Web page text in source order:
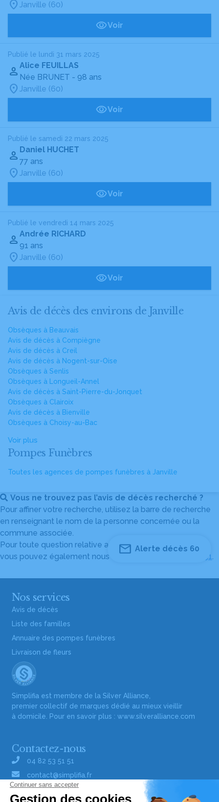
Janville (60)
Voir
Publié le lundi 31 mars 2025
Alice FEUILLAS
Née BRUNET - 98 ans
Janville (60)
Voir
Publié le samedi 22 mars 2025
Daniel HUCHET
77 ans
Janville (60)
Voir
Publié le vendredi 14 mars 2025
Andrée RICHARD
91 ans
Janville (60)
Voir
Avis de décès des environs de Janville
Obsèques à Beauvais
Avis de décès à Compiègne
Avis de décès à Creil
Avis de décès à Nogent-sur-Oise
Obsèques à Senlis
Obsèques à Longueil-Annel
Avis de décès à Saint-Pierre-du-Jonquet
Obsèques à Clairoix
Avis de décès à Bienville
Obsèques à Choisy-au-Bac
Voir plus
Pompes Funèbres
Toutes les agences de pompes funèbres à Janville
Vous ne trouvez pas l’avis de décès recherché ?
Pour affiner votre recherche, utilisez la barre de recherche
en renseignant le nom de la personne concernée ou la
commune associée.
Pour toute question relative au fonctionnement du site,
vous pouvez également nous contacter au
04 82 53 51 51.
Alerte décès 60
Nos services
Avis de décès
Liste des familles
Annuaire des pompes funèbres
Livraison de fleurs
Simplifia est membre de la Silver Alliance,
premier collectif de marques dédié au mieux vieillir
à domicile. Pour en savoir plus : www.silveralliance.com
Contactez-nous
04 82 53 51 51
contact@simplifia.fr